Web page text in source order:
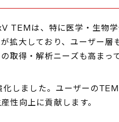
は、特に医学・生物学
拡大しており、ユーザー
取得・解析ニーズも高まっ
ました。ユーザーのTEM
性向上に貢献します。